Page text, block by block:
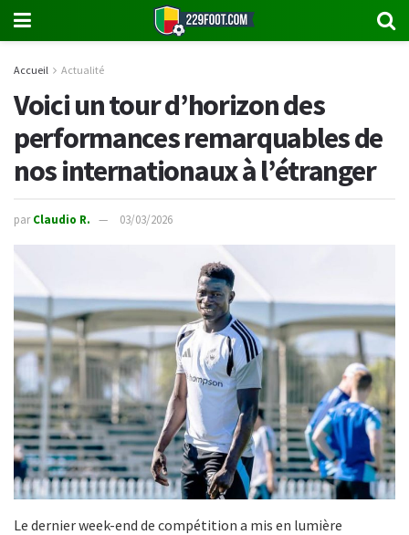
Accueil Actualité
Voici un tour d’horizon des
performances remarquables de
nos internationaux à l’étranger
par Claudio R. 03/03/2026
Le dernier week-end de compétition a mis en lumière